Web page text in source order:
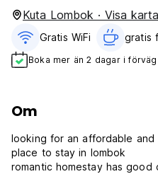
Kuta Lombok · Visa karta
Gratis WiFi gratis
Boka mer än 2 dagar i
Om
looking for an affordable and
place to stay in lombok
romantic homestay has